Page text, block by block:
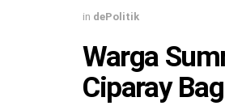
in dePolitik
Warga
Ciparay